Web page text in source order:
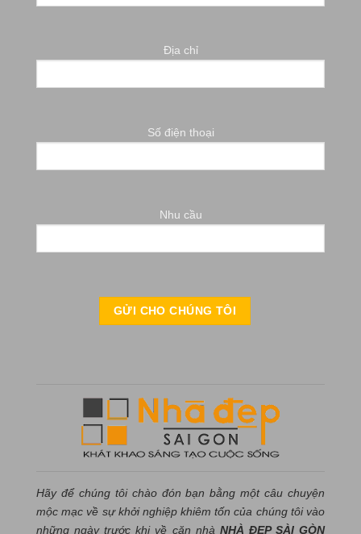
Địa chỉ
Số điện thoại
Nhu cầu
Hãy để chúng tôi chào đón bạn bằng một câu chuyện
mộc mạc về sự khởi nghiệp khiêm tốn của chúng tôi vào
những ngày trước khi về căn nhà NHÀ ĐẸP SÀI GÒN